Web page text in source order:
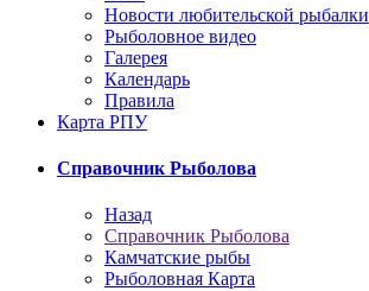
Новости любительской рыбалки
Рыболовное видео
Галерея
Календарь
Правила
Карта РПУ
Справочник Рыболова
Назад
Справочник Рыболова
Камчатские рыбы
Рыболовная Карта